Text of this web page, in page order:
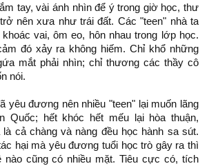
tay, vài ánh nhìn để ý trong giờ học, thư
nên xưa như trái đất. Các "teen" nhà ta
vai, ôm eo, hôn nhau trong lớp học.
đó xảy ra không hiếm. Chỉ khổ những
mắt phải nhìn; chỉ thương các thầy cô
nói.
yêu đương nên nhiều "teen" lại muốn lãng
Quốc; hết khóc hết mếu lại hòa thuận,
là cả chàng và nàng đều học hành sa sút.
hại mà yêu đương tuổi học trò gây ra thì
nào cũng có nhiều mặt. Tiêu cực có, tích